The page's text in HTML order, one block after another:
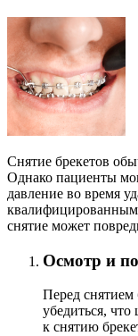
Снятие брекетов
Однако пациенты
давление во время
квалифицированным
снятие может
Осмотр и
Перед снятием
убедиться,
к снятию